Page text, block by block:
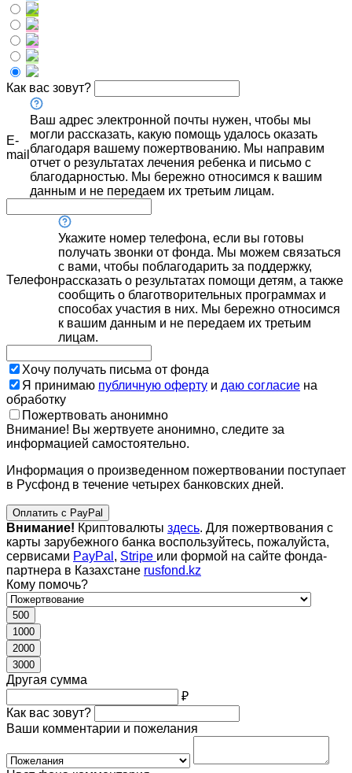
Как вас зовут?
E-
mail
Ваш адрес электронной почты нужен, чтобы мы
могли рассказать, какую помощь удалось оказать
благодаря вашему пожертвованию. Мы направим
отчет о результатах лечения ребенка и письмо с
благодарностью. Мы бережно относимся к вашим
данным и не передаем их третьим лицам.
Телефон
Укажите номер телефона, если вы готовы
получать звонки от фонда. Мы можем связаться
с вами, чтобы поблагодарить за поддержку,
рассказать о результатах помощи детям, а также
сообщить о благотворительных программах и
способах участия в них. Мы бережно относимся
к вашим данным и не передаем их третьим
лицам.
Хочу получать письма от фонда
Я принимаю публичную оферту и даю согласие на
обработку
Пожертвовать анонимно
Внимание! Вы жертвуете анонимно, следите за
информацией самостоятельно.
Информация о произведенном пожертвовании поступает
в Русфонд в течение четырех банковских дней.
Оплатить с PayPal
Внимание! Криптовалюты здесь. Для пожертвования с
карты зарубежного банка воспользуйтесь, пожалуйста,
сервисами PayPal , Stripe или формой на сайте фонда-
партнера в Казахстане rusfond.kz
Кому помочь?
500
1000
2000
3000
Другая сумма
₽
Как вас зовут?
Ваши комментарии и пожелания